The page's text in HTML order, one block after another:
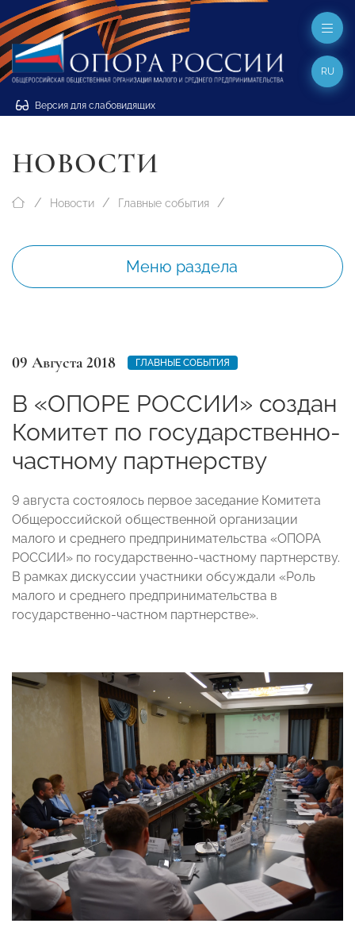
Версия для слабовидящих
RU
НОВОСТИ
Новости Главные события
Меню раздела
09 Августа 2018 ГЛАВНЫЕ СОБЫТИЯ
В «ОПОРЕ РОССИИ» создан
Комитет по государственно-
частному партнерству
9 августа состоялось первое заседание Комитета
Общероссийской общественной организации
малого и среднего предпринимательства «ОПОРА
РОССИИ» по государственно-частному партнерству.
В рамках дискуссии участники обсуждали «Роль
малого и среднего предпринимательства в
государственно-частном партнерстве».